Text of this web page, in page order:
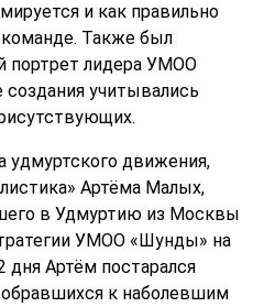
и как правильно
команде. Также был
портрет лидера УМОО
учитывались
удмуртского движения,
Артёма Малых,
в Удмуртию из Москвы
УМОО «Шунды» на
дня Артём постарался
к наболевшим